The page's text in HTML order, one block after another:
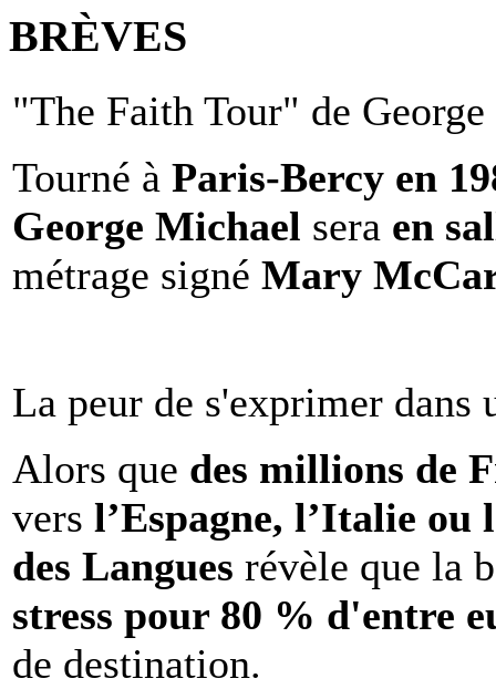
BRÈVES
"The Faith Tour" de
Tourné à Paris-Bercy en
George Michael sera en
métrage signé Mary
La peur de s'exprimer dans
Alors que des millions de
vers l’Espagne, l’Italie ou
des Langues révèle que la
stress pour 80 % d'entre
de destination.